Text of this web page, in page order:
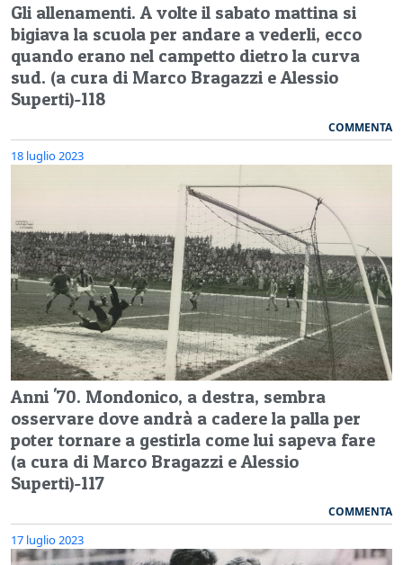
Gli allenamenti. A volte il sabato mattina si
bigiava la scuola per andare a vederli, ecco
quando erano nel campetto dietro la curva
sud. (a cura di Marco Bragazzi e Alessio
Superti)-118
COMMENTA
18 luglio 2023
Anni '70. Mondonico, a destra, sembra
osservare dove andrà a cadere la palla per
poter tornare a gestirla come lui sapeva fare
(a cura di Marco Bragazzi e Alessio
Superti)-117
COMMENTA
17 luglio 2023